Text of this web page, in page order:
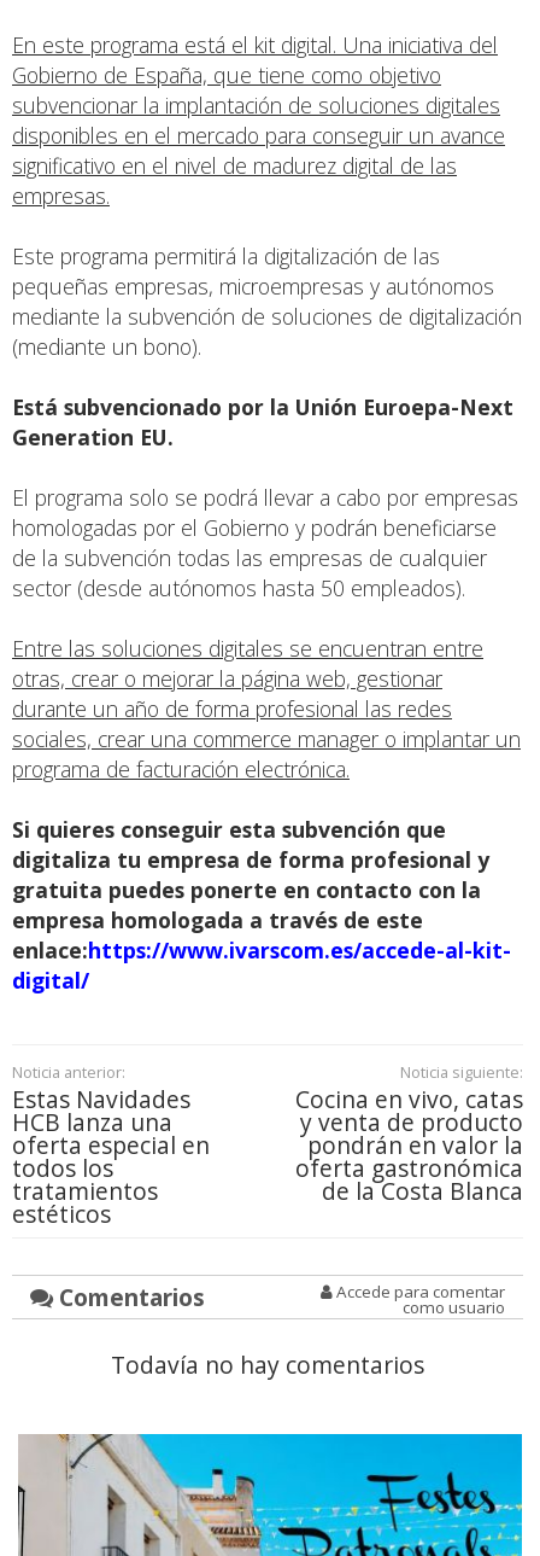
En este programa está el kit digital. Una iniciativa del
Gobierno de España, que tiene como objetivo
subvencionar la implantación de soluciones digitales
disponibles en el mercado para conseguir un avance
significativo en el nivel de madurez digital de las
empresas.
Este programa permitirá la digitalización de las
pequeñas empresas, microempresas y autónomos
mediante la subvención de soluciones de digitalización
(mediante un bono).
Está subvencionado por la Unión Euroepa-Next
Generation EU.
El programa solo se podrá llevar a cabo por empresas
homologadas por el Gobierno y podrán beneficiarse
de la subvención todas las empresas de cualquier
sector (desde autónomos hasta 50 empleados).
Entre las soluciones digitales se encuentran entre
otras, crear o mejorar la página web, gestionar
durante un año de forma profesional las redes
sociales, crear una commerce manager o implantar un
programa de facturación electrónica.
Si quieres conseguir esta subvención que
digitaliza tu empresa de forma profesional y
gratuita puedes ponerte en contacto con la
empresa homologada a través de este
enlace:https://www.ivarscom.es/accede-al-kit-
digital/
Noticia anterior:
Estas Navidades
HCB lanza una
oferta especial en
todos los
tratamientos
estéticos
Noticia siguiente:
Cocina en vivo, catas
y venta de producto
pondrán en valor la
oferta gastronómica
de la Costa Blanca
Comentarios Accede para comentar
como usuario
Todavía no hay comentarios